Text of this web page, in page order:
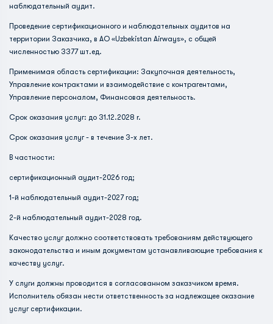
наблюдательный аудит.
Проведение сертификационного и наблюдательных аудитов на
территории Заказчика, в АО «Uzbekistan Airways», с общей
численностью 3377 шт.ед.
Применимая область сертификации: Закупочная деятельность,
Управление контрактами и взаимодействие с контрагентами,
Управление персоналом, Финансовая деятельность.
Срок оказания услуг: до 31.12.2028 r.
Срок оказания услуг - в течение 3-х лет.
В частности:
сертификационный аудит-2026 год;
1-й наблюдательный аудит-2027 год;
2-й наблюдательный аудит-2028 год.
Качество услуг должно соответствовать требованиям действующего
законодательства и иным документам устанавливающие требования к
качеству услуг.
У слуги должны проводится в согласованном заказчиком время.
Исполнитель обязан нести ответственность за надлежащее оказание
услуг сертификации.